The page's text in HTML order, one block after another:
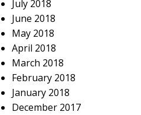
July 2018
June 2018
May 2018
April 2018
March 2018
February 2018
January 2018
December 2017